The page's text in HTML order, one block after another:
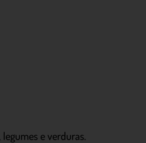
e verduras.